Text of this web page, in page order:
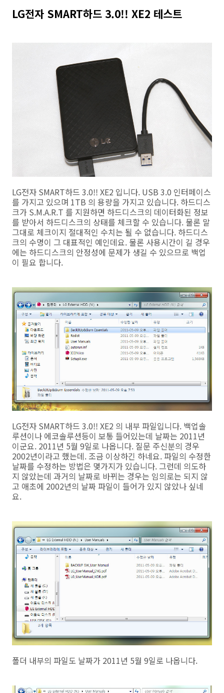
LG전자 SMART하드 3.0!! XE2 테스트
LG전자 SMART하드 3.0!! XE2 입니다. USB 3.0 인터페이스
를 가지고 있으며 1TB 의 용량을 가지고 있습니다. 하드디스
크가 S.M.A.R.T 를 지원하면 하드디스크의 데이터화된 정보
를 받아서 하드디스크의 상태를 체크할 수 있습니다. 물론 말
그대로 체크이지 절대적인 수치는 될 수 없습니다. 하드디스
크의 수명이 그 대표적인 예인데요. 물론 사용시간이 길 경우
에는 하드디스크의 안정성에 문제가 생길 수 있으므로 백업
이 필요 합니다.
LG전자 SMART하드 3.0!! XE2 의 내부 파일입니다. 백업솔
루션이나 에코솔루션등이 보통 들어있는데 날짜는 2011년
이군요. 2011년 5월 9일로 나옵니다. 질문 주신분의 경우
2002년이라고 했는데. 조금 이상하긴 하네요. 파일의 수정한
날짜를 수정하는 방법은 몇가지가 있습니다. 그런데 의도하
지 않았는데 과거의 날짜로 바뀌는 경우는 임의로는 되지 않
고 애초에 2002년의 날짜 파일이 들어가 있지 않았나 싶네
요.
폴더 내부의 파일도 날짜가 2011년 5월 9일로 나옵니다.